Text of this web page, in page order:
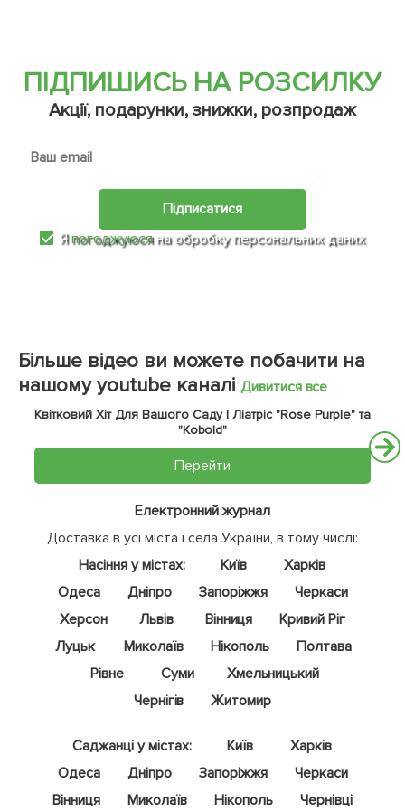
ПІДПИШИСЬ НА РОЗСИЛКУ
Акції, подарунки, знижки, розпродаж
Підписатися
Япогоджуюся на обробку персональних даних
Більше відео ви можете побачити на
нашому youtube каналі Дивитися все
Квітковий Хіт Для Вашого Саду | Ліатріс "Rose Purple" та
"Kobold"
Перейти
Електронний журнал
Доставка в усі міста і села України, в тому числі:
Насіння у містах:
Київ
Харків
Одеса
Дніпро Запоріжжя
Черкаси
Херсон
Львів Вінниця
Кривий Ріг
Луцьк
Миколаїв Нікополь
Полтава
Рівне
Суми
Хмельницький
Чернігів
Житомир
Саджанці у містах: Київ
Харків
Одеса
Дніпро Запоріжжя
Черкаси
Вінниця
Миколаїв Нікополь
Чернівці